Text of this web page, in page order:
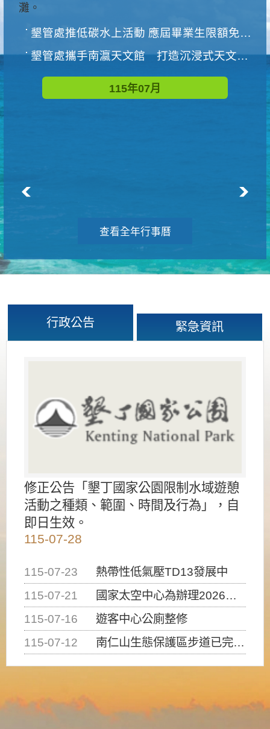
墾管處推低碳水上活動 應屆畢業生限額免費參加
墾管處攜手南瀛天文館 打造沉浸式天文探索營隊
115年07月
查看全年行事曆
行政公告 緊急資訊
修正公告「墾丁國家公園限制水域遊憩
活動之種類、範圍、時間及行為」，自
即日生效。
115-07-28
115-07-23
熱帶性低氣壓TD13發展中
115-07-21
國家太空中心為辦理2026台灣盃火箭競賽，陸、海、空域警戒及協調相關事宜，因颱風備案事宜
115-07-16
遊客中心公廁整修
115-07-12
南仁山生態保護區步道已完成修復，自115年7月13日（星期一）起恢復開放入園，歡迎民眾依規定申請入園....